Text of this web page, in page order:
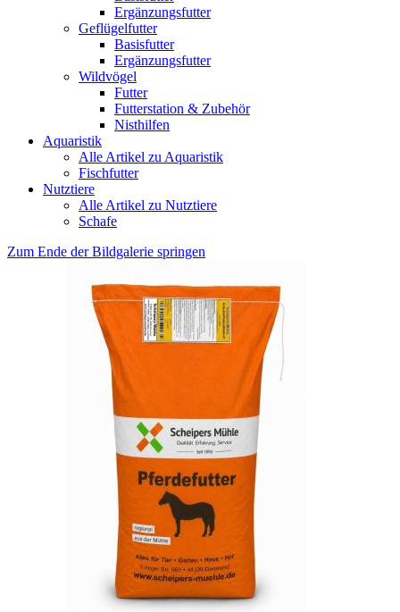
Ergänzungsfutter
Geflügelfutter
Basisfutter
Ergänzungsfutter
Wildvögel
Futter
Futterstation & Zubehör
Nisthilfen
Aquaristik
Alle Artikel zu Aquaristik
Fischfutter
Nutztiere
Alle Artikel zu Nutztiere
Schafe
Zum Ende der Bildgalerie springen